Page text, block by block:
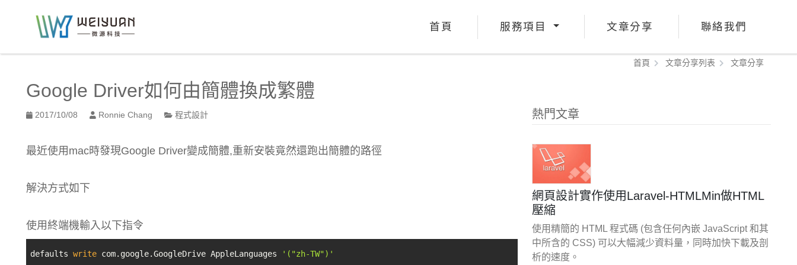
首頁 服務項目 文章分享 聯絡我們
首頁 文章分享列表 文章分享
Google Driver如何由簡體換成繁體
2017/10/08 Ronnie Chang 程式設計
最近使用mac時發現Google Driver變成簡體,重新安裝竟然還跑出簡體的路徑
解決方式如下
使用終端機輸入以下指令
defaults write com.google.GoogleDrive AppleLanguages '("zh-TW")'
熱門文章
網頁設計實作使用Laravel-HTMLMin做HTML
壓縮
使用精簡的 HTML 程式碼 (包含任何內嵌 JavaScript 和其
中所含的 CSS) 可以大幅減少資料量，同時加快下載及剖
析的速度。